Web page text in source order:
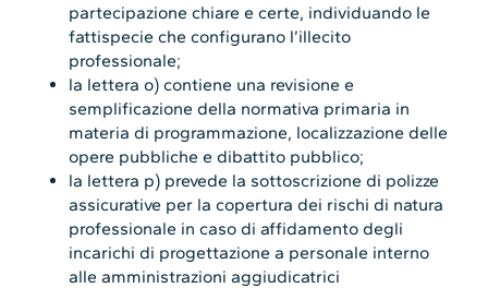
partecipazione chiare e certe, individuando le
fattispecie che configurano l’illecito
professionale;
la lettera o) contiene una revisione e
semplificazione della normativa primaria in
materia di programmazione, localizzazione delle
opere pubbliche e dibattito pubblico;
la lettera p) prevede la sottoscrizione di polizze
assicurative per la copertura dei rischi di natura
professionale in caso di affidamento degli
incarichi di progettazione a personale interno
alle amministrazioni aggiudicatrici